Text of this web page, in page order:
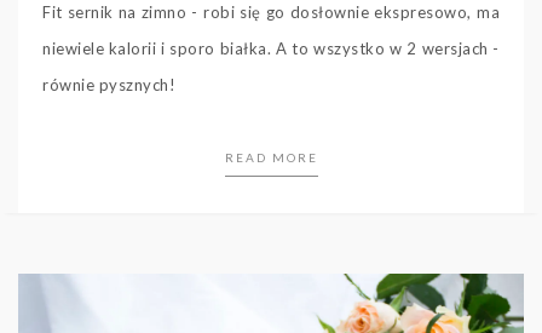
Fit sernik na zimno - robi się go dosłownie ekspresowo, ma
niewiele kalorii i sporo białka. A to wszystko w 2 wersjach -
równie pysznych!
READ MORE